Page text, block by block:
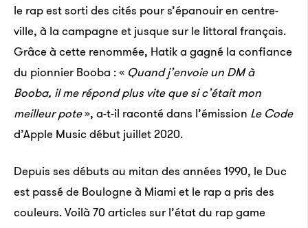
affirme-t-il avec aplomb. Ce qu’il présente comme
«une des plus grandes avancées en matière de santé
publique de toute l’histoire» doit venir résorber le
nombre de décès liés à la boisson, que l’OMS estime
à 3,3 millions chaque année dans le monde. «Nous
avons réalisé des études scientifiques et des tests
sur nous-mêmes», confie Emily Palmer, une membre
Nutt.
Pour compléter ce travail en laboratoire, l’équipe est
le rap est sorti des cités pour s’épanouir en centre-
ville, à la campagne et jusque sur le littoral français.
Grâce à cette renommée, Hatik a gagné la confiance
du pionnier Booba : « Quand j’envoie un DM à
Booba, il me répond plus vite que si c’était mon
meilleur pote», a-t-il raconté dans l’émission Le Code
d’Apple Music début juillet 2020.
Depuis ses débuts au mitan des années 1990, le Duc
est passé de Boulogne à Miami et le rap a pris des
couleurs. Voilà 70 articles sur l’état du rap game